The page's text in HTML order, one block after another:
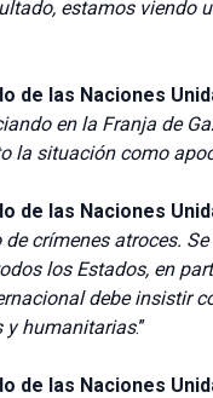
estamos viendo
de las Naciones
en la Franja de
la situación como
de las Naciones
crímenes atroces.
los Estados, en
debe insistir
y humanitarias.”
de las Naciones